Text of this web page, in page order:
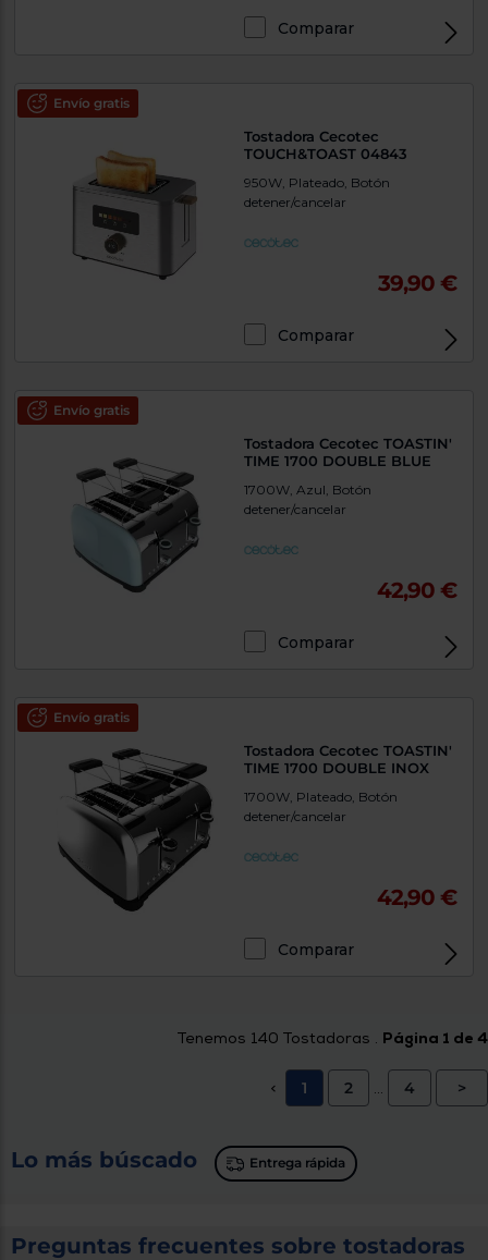
Comparar
Envío gratis
Tostadora Cecotec
TOUCH&TOAST 04843
950W, Plateado, Botón
detener/cancelar
39,90 €
Comparar
Envío gratis
Tostadora Cecotec TOASTIN'
TIME 1700 DOUBLE BLUE
1700W, Azul, Botón
detener/cancelar
42,90 €
Comparar
Envío gratis
Tostadora Cecotec TOASTIN'
TIME 1700 DOUBLE INOX
1700W, Plateado, Botón
detener/cancelar
42,90 €
Comparar
Tenemos 140 Tostadoras . Página 1 de 4
< 1 2 ... 4 >
Lo más búscado Entrega rápida
Preguntas frecuentes sobre tostadoras